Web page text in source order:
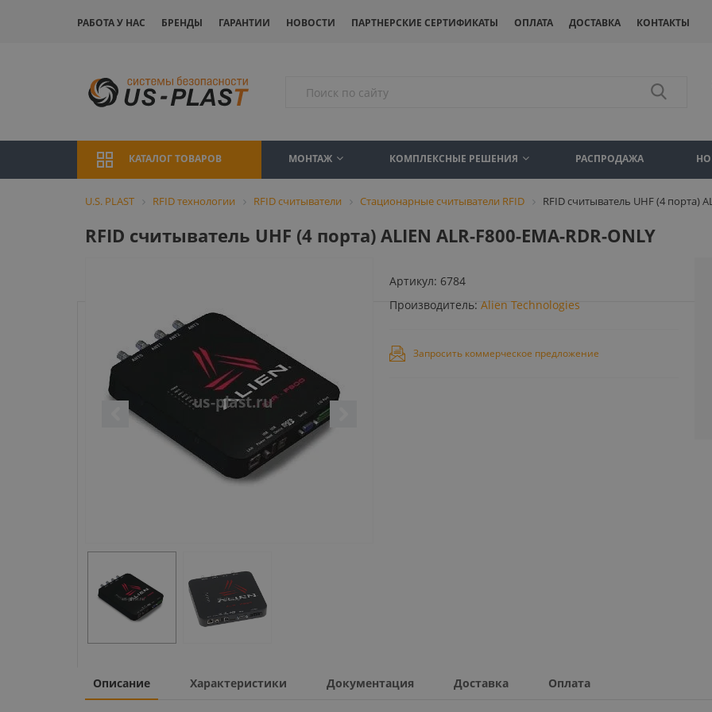
РАБОТА У НАС БРЕНДЫ ГАРАНТИИ НОВОСТИ ПАРТНЕРСКИЕ СЕРТИФИКАТЫ ОПЛАТА ДОСТАВКА КОНТАКТЫ
КАТАЛОГ ТОВАРОВ МОНТАЖ КОМПЛЕКСНЫЕ РЕШЕНИЯ РАСПРОДАЖА
U.S. PLAST RFID технологии RFID считыватели Стационарные считыватели RFID RFID считыватель UHF (4 порта)
RFID считыватель UHF (4 порта) ALIEN ALR-F800-EMA-RDR-ONLY
Артикул: 6784
Производитель: Alien Technologies
Запросить коммерческое предложение
Описание Характеристики Документация Доставка Оплата